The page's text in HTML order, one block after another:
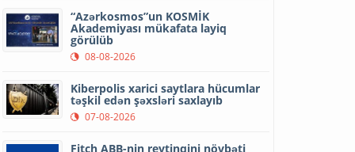
“Azərkosmos”un KOSMİK
Akademiyası mükafata layiq
görülüb
08-08-2026
Kiberpolis xarici saytlara hücumlar
təşkil edən şəxsləri saxlayıb
07-08-2026
Fitch ABB-nin reytinqini növbəti